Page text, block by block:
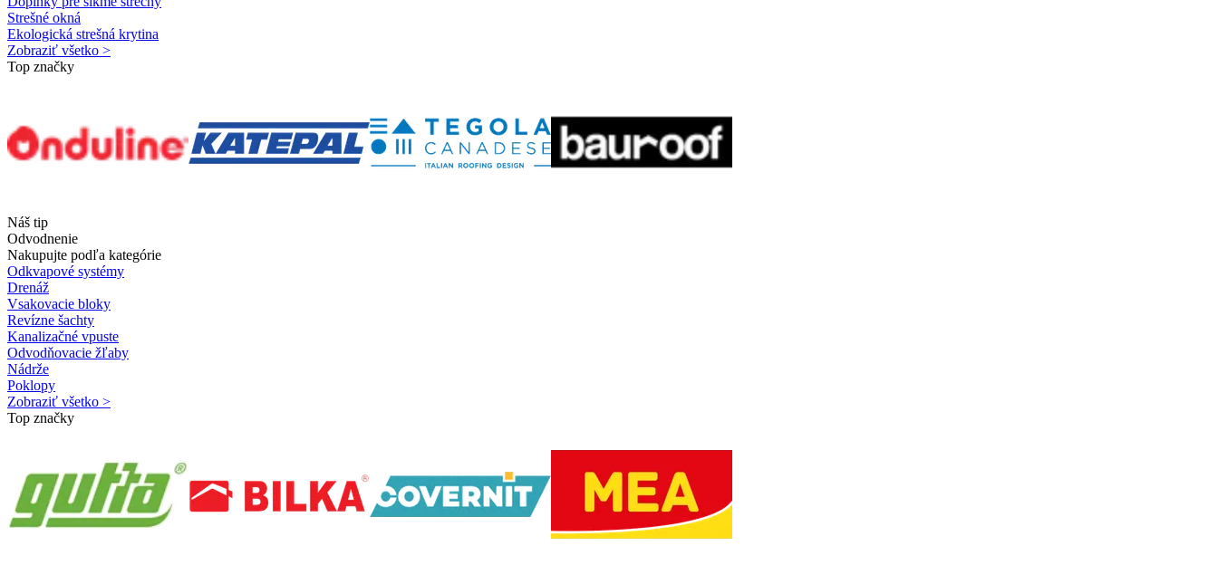
Strešné okná
Ekologická strešná krytina
Zobraziť všetko >
Top značky
Náš tip
Odvodnenie
Nakupujte podľa kategórie
Odkvapové systémy
Drenáž
Vsakovacie bloky
Revízne šachty
Kanalizačné vpuste
Odvodňovacie žľaby
Nádrže
Poklopy
Zobraziť všetko >
Top značky